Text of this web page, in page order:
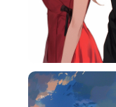
AqthT8g192ab